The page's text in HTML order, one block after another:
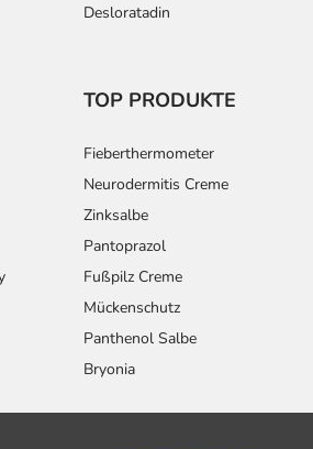
Desloratadin
TOP PRODUKTE
Fieberthermometer
Neurodermitis Creme
Zinksalbe
Pantoprazol
Fußpilz Creme
Mückenschutz
Panthenol Salbe
Bryonia